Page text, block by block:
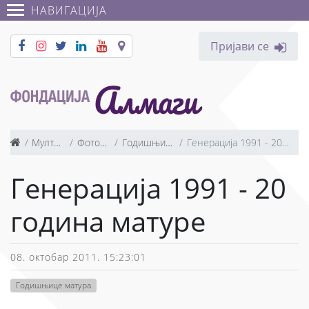
НАВИГАЦИЈА
Пријави се
Мултимедија Фотографије Годишњице матура Генерација 1991 - 20 година матуре
Генерација 1991 - 20
година матуре
08. октобар 2011. 15:23:01
Годишњице матура